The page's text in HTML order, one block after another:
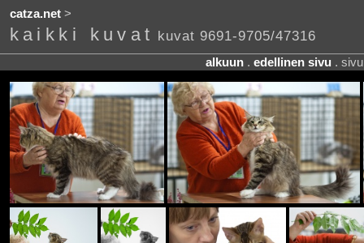
catza.net>
kaikki kuvat kuvat 9691-9705/47316
alkuun . edellinen sivu .